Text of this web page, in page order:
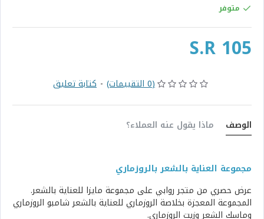
(0 التقييمات) - كتابة تعليق
S.R 105
متوفر
الوصف ماذا يقول عنه العملاء؟
مجموعة العناية بالشعر بالروزماري
عرض حصري من متجر روابي على مجموعة مايزا للعناية بالشعر.
المجموعة المعجزة بخلاصة الروزماري للعناية بالشعر شامبو الروزماري
وماسك الشعر وزيت الروزماري.